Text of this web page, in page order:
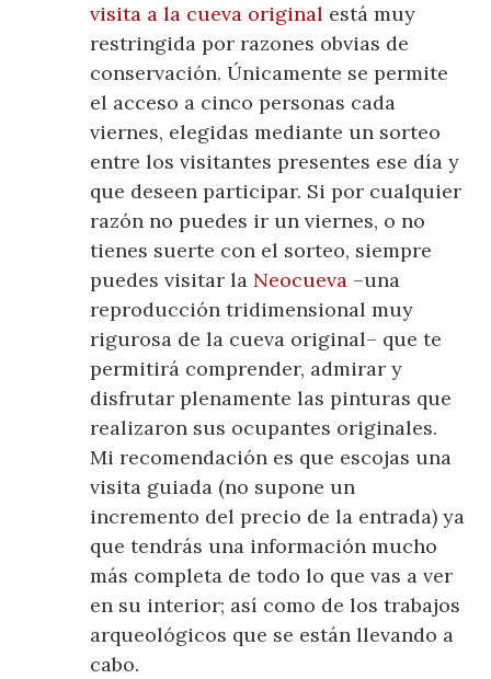
visita a la cueva original está muy
restringida por razones obvias de
conservación. Únicamente se permite
el acceso a cinco personas cada
viernes, elegidas mediante un sorteo
entre los visitantes presentes ese día y
que deseen participar. Si por cualquier
razón no puedes ir un viernes, o no
tienes suerte con el sorteo, siempre
puedes visitar la Neocueva –una
reproducción tridimensional muy
rigurosa de la cueva original– que te
permitirá comprender, admirar y
disfrutar plenamente las pinturas que
realizaron sus ocupantes originales.
Mi recomendación es que escojas una
visita guiada (no supone un
incremento del precio de la entrada) ya
que tendrás una información mucho
más completa de todo lo que vas a ver
en su interior; así como de los trabajos
arqueológicos que se están llevando a
cabo.